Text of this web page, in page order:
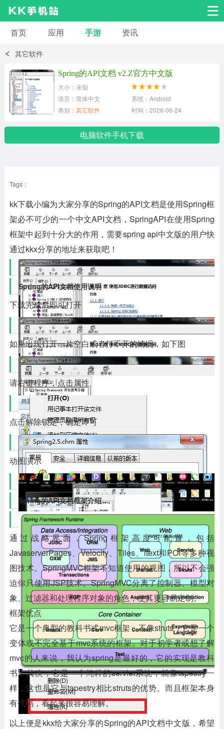
安卓应用
小说漫画
安卓其它
首页 应用 手游 资讯
其它软件
Spring的API文档 v2.Z官方中文版
大小：未知
语言：简体中文
系统：Android
类别： 其它软件 时间：2026-06-24
电脑软件手机下载
Tags：
kk下载小编为大家分享的Spring的API文档是使用Spring框
架必不可少的一个中文API文档，SpringAPI在使用Spring
框架中起到十分大的作用，需要spring api中文版的用户快
通过kkx分享的地址来获取吧！
Spring的API文档使用说明
下载完成后即可打开
如果出现打开一片空白或者打不开的情况，如下图
请右键程序，点击属性
点击解除锁定，确定即可
动图演示
Spring的API文档框架介绍
通过战略界面，Spring框架高度可配置，包括
JavaserverPages、Velocity、Tiles、itext和POI等多种视
图技术。SpringMVC框架不知道使用的视图，所以不会强
迫你只使用JSP技术。SpringMVC分离了控制器、模型对
象、过滤器和处理程序对象的角色，使其更容易定制。
框架优点
它是一个典型的教科书式mvc框架，不像struts，它是一个
变体或不完全基于mvc系统的框架。对于初学者或想了解
mvc的人来说，我认为spring是最好的，它的实现是教科
书！其次，它是一个纯粹的servlet系统，就像tapestry一
样，这也是它与tapestry相比struts的优势。而且框架本身
有代码，看起来很容易理解。
以上便是kkx给大家分享的Spring的API文档中文版，希望